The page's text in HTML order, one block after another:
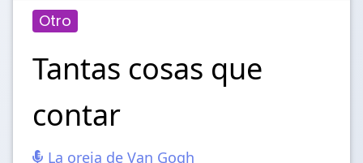
Otro
Tantas cosas que
contar
La oreja de Van Gogh